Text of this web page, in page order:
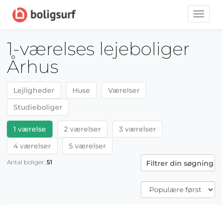
Toggle
1-værelses lejeboliger
Århus
Lejligheder Huse
Værelser
Studieboliger
1 værelse 2 værelser
3 værelser
4 værelser
5 værelser
Antal boliger: 51 Filtrer din søgning